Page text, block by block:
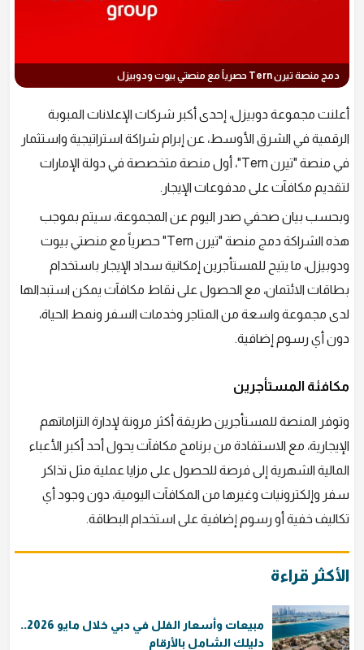
دمج منصة تيرن Tern حصرياً مع منصتي بيوت ودوبيزل
أعلنت مجموعة دوبيزل، إحدى أكبر شركات الإعلانات المبوبة
الرقمية في الشرق الأوسط، عن إبرام شراكة استراتيجية واستثمار
في منصة "تيرن Tern"، أول منصة متخصصة في دولة الإمارات
لتقديم مكافآت على مدفوعات الإيجار.
وبحسب بيان صحفي صدر اليوم عن المجموعة، سيتم بموجب
هذه الشراكة دمج منصة "تيرن Tern" حصرياً مع منصتي بيوت
ودوبيزل، ما يتيح للمستأجرين إمكانية سداد الإيجار باستخدام
بطاقات الائتمان، مع الحصول على نقاط مكافآت يمكن استبدالها
لدى مجموعة واسعة من المتاجر وخدمات السفر ونمط الحياة،
دون أي رسوم إضافية.
مكافئة المستأجرين
وتوفر المنصة للمستأجرين طريقة أكثر مرونة لإدارة التزاماتهم
الإيجارية، مع الاستفادة من برنامج مكافآت يحول أحد أكبر الأعباء
المالية الشهرية إلى فرصة للحصول على مزايا عملية مثل تذاكر
سفر وإلكترونيات وغيرها من المكافآت اليومية، دون وجود أي
تكاليف خفية أو رسوم إضافية على استخدام البطاقة.
الأكثر قراءة
مبيعات وأسعار الفلل في دبي خلال مايو 2026..
دليلك الشامل بالأرقام